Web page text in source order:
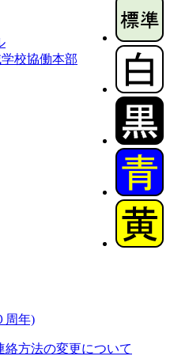
働本部
周年)
方法の変更について